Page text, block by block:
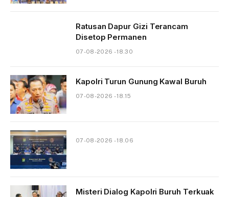
Ratusan Dapur Gizi Terancam
Disetop Permanen
07-08-2026 - 18.30
Kapolri Turun Gunung Kawal Buruh
07-08-2026 - 18.15
07-08-2026 - 18.06
Misteri Dialog Kapolri Buruh Terkuak